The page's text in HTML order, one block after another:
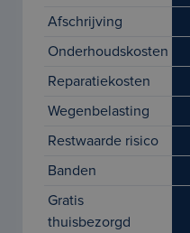
Afschrijving
Onderhoudskosten
Reparatiekosten
Wegenbelasting
Restwaarde risico
Banden
Gratis
thuisbezorgd